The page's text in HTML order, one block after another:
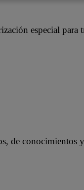
especial para
de conocimientos